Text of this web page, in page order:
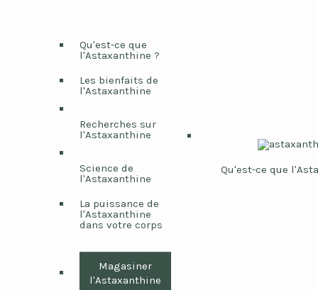
Qu'est-ce que
l'Astaxanthine ?
Les bienfaits de
l'Astaxanthine
Recherches sur
l'Astaxanthine
Science de
l'Astaxanthine
La puissance de
l'Astaxanthine
dans votre corps
Magasiner
l'Astaxanthine
Qu'est-ce que